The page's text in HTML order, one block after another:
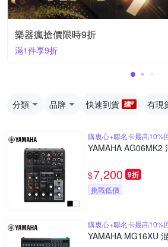
樂器瘋搶價限時9折
滿1件享9折
分類 品牌 快速到貨 有現
購衷心+聯名卡最高10%
YAMAHA AG06MK2
$7,200 9折
挑戰低價
購衷心+聯名卡最高10%
YAMAHA MG16XU